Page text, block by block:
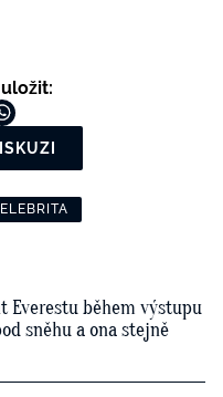
Everestu během výstupu
sněhu a ona stejně